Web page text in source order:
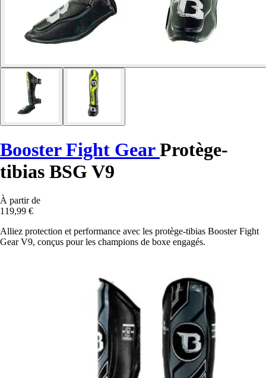
Booster Fight GearProtège-
tibias BSG V9
À partir de
119,99 €
Alliez protection et performance avec les protège-tibias Booster Fight
Gear V9, conçus pour les champions de boxe engagés.